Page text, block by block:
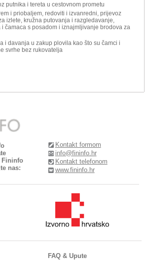
putnika i tereta u cestovnom prometu
i priobaljem, redoviti i izvanredni, prijevoz
izlete, kružna putovanja i razgledavanje,
čamaca s posadom i iznajmljivanje brodova za
i davanja u zakup plovila kao što su čamci i
svrhe bez rukovatelja
Fininfo
nas:
Kontakt formom
info@fininfo.hr
Kontakt telefonom
www.fininfo.hr
FAQ & Upute